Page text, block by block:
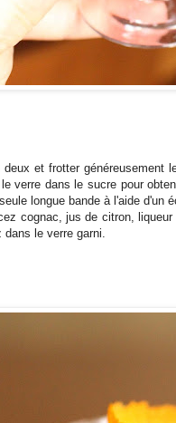
et frotter généreusement
verre dans le sucre pour
longue bande à l'aide d'un
cognac, jus de citron,
le verre garni.